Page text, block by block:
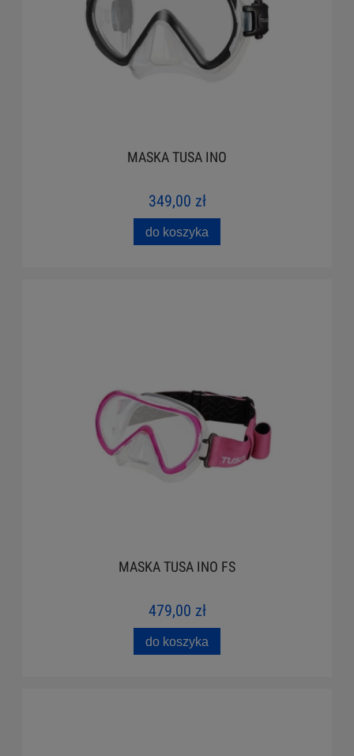
MASKA TUSA INO
349,00 zł
do koszyka
MASKA TUSA INO FS
479,00 zł
do koszyka